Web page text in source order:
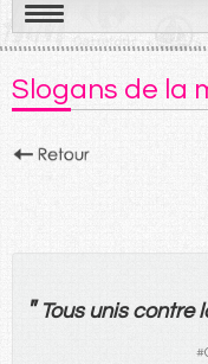
Aller
au
contenu
Slogans de la
" Tous unis contre
#